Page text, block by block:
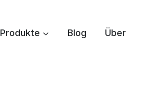
Produkte Blog Über